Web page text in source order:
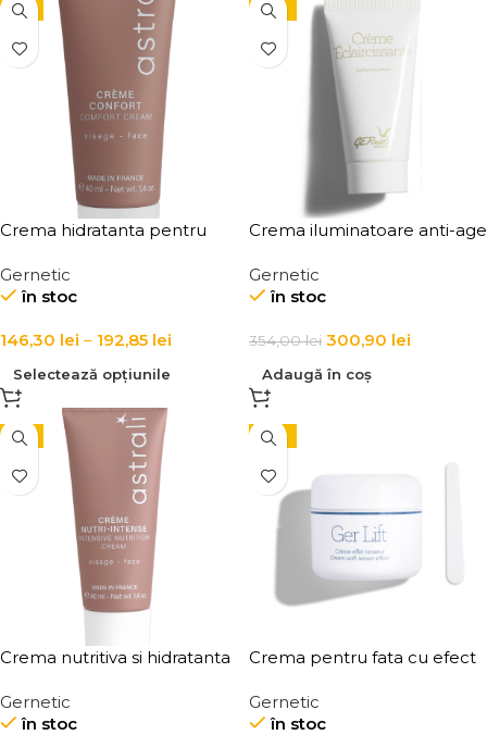
-5%
Crema hidratanta pentru
Gernetic
în stoc
146,30 lei – 192,85 lei
Selectează opțiunile
-15%
Crema iluminatoare anti-age
Eclairscissante Lightening
Cream
Gernetic
în stoc
354,00lei 300,90 lei
Adaugă în coș
-5%
Crema nutritiva si hidratanta
Intense
Gernetic
în stoc
-15%
Crema pentru fata cu efect
Tensor Effect
Gernetic
în stoc